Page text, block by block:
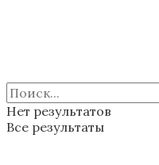
Нет результатов
Все результаты